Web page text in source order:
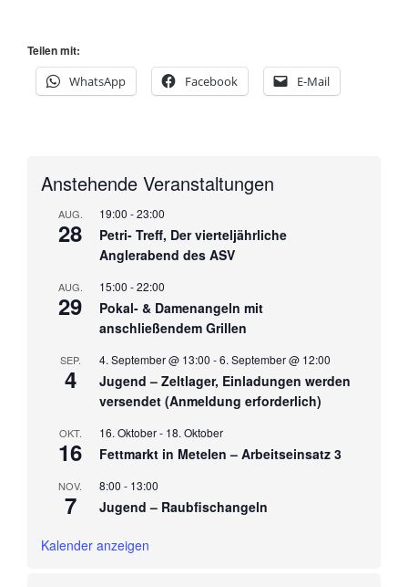
Teilen mit:
WhatsApp
Facebook E-Mail
Anstehende Veranstaltungen
AUG.
28
19:00 -23:00
Petri- Treff, Der vierteljährliche
Anglerabend des ASV
AUG.
29
15:00 -22:00
Pokal- & Damenangeln mit
anschließendem Grillen
SEP.
4
4. September @ 13:00 -6. September @ 12:00
Jugend – Zeltlager, Einladungen werden
versendet (Anmeldung erforderlich)
OKT.
16
16. Oktober- 18. Oktober
Fettmarkt in Metelen – Arbeitseinsatz 3
NOV.
7
8:00 - 13:00
Jugend – Raubfischangeln
Kalender anzeigen